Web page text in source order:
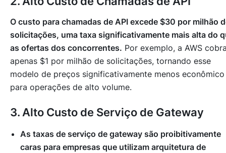
O custo para chamadas de API excede $30 por milhão
solicitações, uma taxa significativamente mais alta do
as ofertas dos concorrentes. Por exemplo, a AWS
apenas $1 por milhão de solicitações, tornando esse
modelo de preços significativamente menos econômico
para operações de alto volume.
3. Alto Custo de Serviço de Gateway
As taxas de serviço de gateway são proibitivamente
caras para empresas que utilizam arquitetura de